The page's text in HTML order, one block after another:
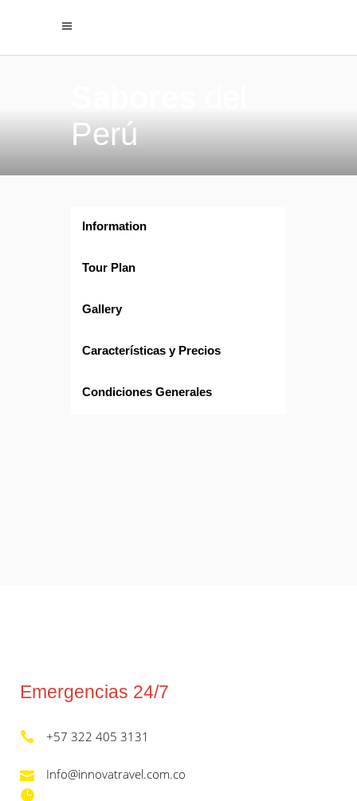
Perú
Information
Tour Plan
Gallery
Características y Precios
Condiciones Generales
Emergencias 24/7
+57 322 405 3131
Info@innovatravel.com.co